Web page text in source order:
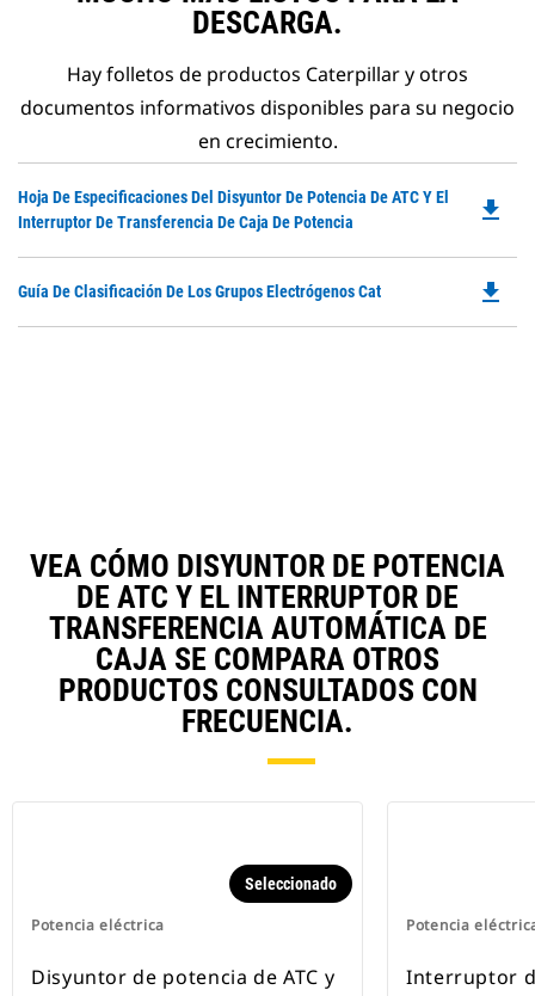
DESCARGA.
Hay folletos de productos Caterpillar y otros
documentos informativos disponibles para su negocio
en crecimiento.
Hoja De Especificaciones Del Disyuntor De Potencia De ATC Y El
Interruptor De Transferencia De Caja De Potencia
file_download
Guía De Clasificación De Los Grupos Electrógenos Cat file_download
VEA CÓMO DISYUNTOR DE POTENCIA
DE ATC Y EL INTERRUPTOR DE
TRANSFERENCIA AUTOMÁTICA DE
CAJA SE COMPARA OTROS
PRODUCTOS CONSULTADOS CON
FRECUENCIA.
Potencia eléctrica
Seleccionado
Disyuntor de potencia de ATC y
Potencia
Interruptor